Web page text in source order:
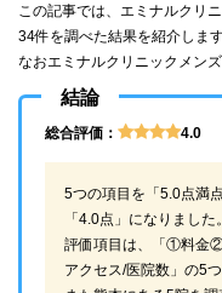
この記事では、エミナルクリ
34件を調べた結果を紹介します
なおエミナルクリニックメン
結論
総合評価： 4.0
5つの項目を「5.0点満
「4.0点」になりました。
評価項目は、「①料金
アクセス/医院数」の5つ